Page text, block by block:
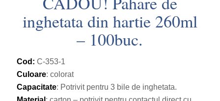
inghetata din hartie 260ml
– 100buc.
Cod: C-353-1
Culoare: colorat
Capacitate: Potrivit pentru 3 bile de inghetata.